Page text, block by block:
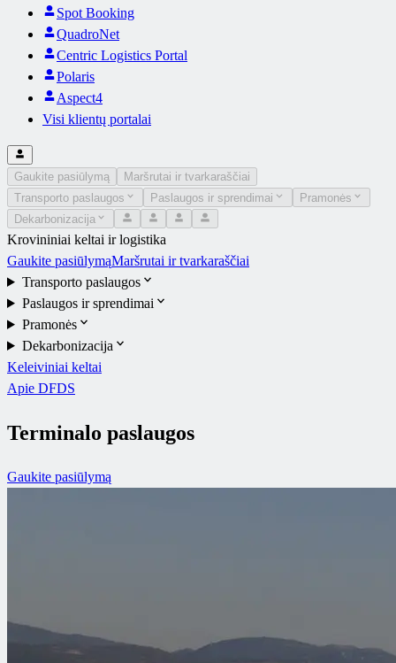
Spot Booking
QuadroNet
Centric Logistics Portal
Polaris
Aspect4
Visi klientų portalai
Gaukite pasiūlymą
Maršrutai ir tvarkaraščiai
Transporto paslaugos
Paslaugos ir sprendimai
Pramonės
Dekarbonizacija
Krovininiai keltai ir logistika
Gaukite pasiūlymąMaršrutai ir tvarkaraščiai
Transporto paslaugos
Paslaugos ir sprendimai
Pramonės
Dekarbonizacija
Keleiviniai keltai
Apie DFDS
Terminalo paslaugos
Gaukite pasiūlymą